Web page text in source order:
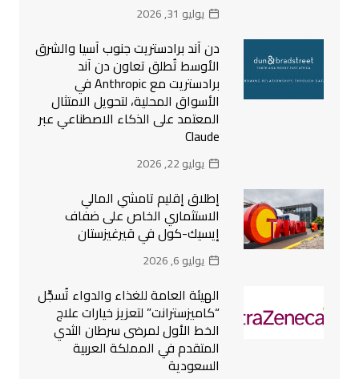
يوليو 31, 2026
دن آند برادستريت جنوب آسيا والشرق
الأوسط تُطلق تعاون دن آند
برادستريت مع Anthropic في
الأسواق المحلية، لتحويل الامتثال
المعتمد على الذكاء الاصطناعي عبر
Claude
يوليو 22, 2026
إطلاق إقليم تامشي المالي
الاستثماري الخاص على ضفاف
إيسيك-كول في قيرغيزستان
يوليو 6, 2026
الهيئة العامة للغذاء والدواء تُسجِّل
“كاميزسترانت” لتعزيز خيارات علاج
الخط الأول لمرضى سرطان الثدي
المتقدم في المملكة العربية
السعودية